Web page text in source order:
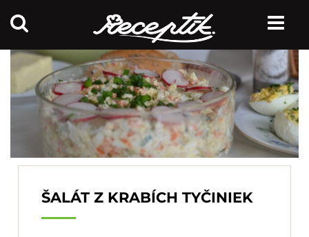
ŠALÁT Z KRABÍCH TYČINIEK